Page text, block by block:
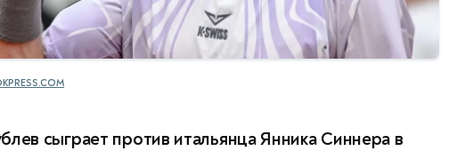
сыграет против итальянца Янника Синнера в